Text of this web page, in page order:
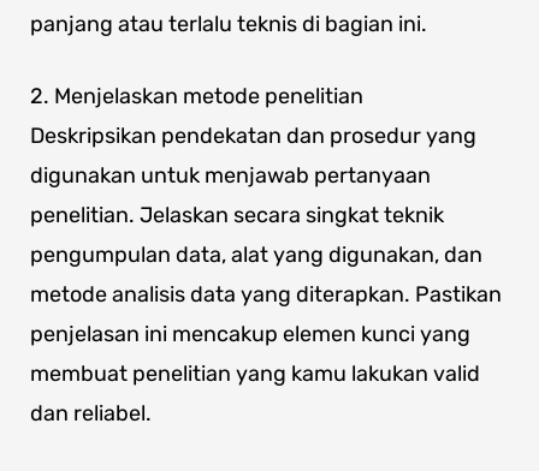
panjang atau terlalu teknis di bagian ini.
2. Menjelaskan metode penelitian
Deskripsikan pendekatan dan prosedur yang
digunakan untuk menjawab pertanyaan
penelitian. Jelaskan secara singkat teknik
pengumpulan data, alat yang digunakan, dan
metode analisis data yang diterapkan. Pastikan
penjelasan ini mencakup elemen kunci yang
membuat penelitian yang kamu lakukan valid
dan reliabel.